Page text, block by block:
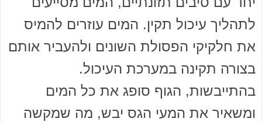
לתהליך עיכול תקין. המים עוזרים להמיס
את חלקיקי הפסולת השונים ולהעביר אותם
בצורה תקינה במערכת העיכול.
בהתייבשות, הגוף סופג את כל המים
ומשאיר את המעי הגס יבש, מה שמקשה